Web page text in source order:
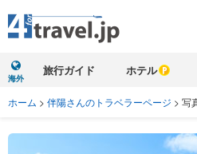
海外
旅行ガイド ホテル
ホーム > 伴陽さんのトラベラーページ > 写